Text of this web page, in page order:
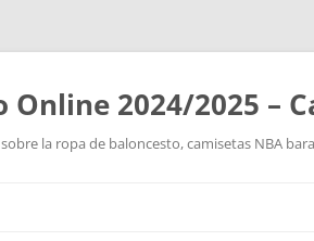
2024/2025 –
la ropa de baloncesto, camisetas NBA